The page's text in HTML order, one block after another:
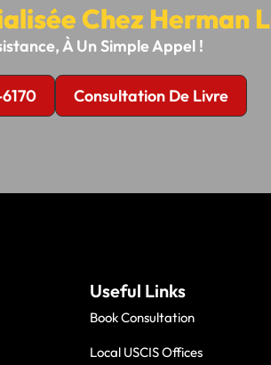
Chez Herman
À Un Simple Appel !
Consultation De Livre
Useful Links
Book Consultation
Local USCIS Offices